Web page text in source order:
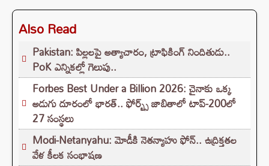
Also Read
Pakistan: పిల్లలపై అత్యాచారం, ట్రాఫికింగ్ నిందితుడు..
PoK ఎన్నికల్లో గెలుపు..
Forbes Best Under a Billion 2026: చైనాకు ఒక్క
అడుగు దూరంలో భారత్.. ఫోర్బ్స్ జాబితాలో టాప్-200లో
27 సంస్థలు
Modi-Netanyahu: మోడీకి నెతన్యాహు ఫోన్.. ఉద్రిక్తతల
వేళ కీలక సంభాషణ